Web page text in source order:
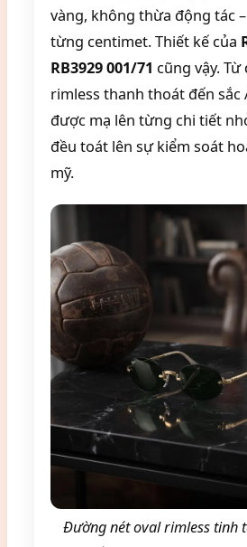
vàng, không thừa động tác
từng centimet. Thiết kế của
RB3929 001/71 cũng vậy.
rimless thanh thoát đến sắc
được mạ lên từng chi tiết
đều toát lên sự kiểm soát
mỹ.
Đường nét oval rimless tinh